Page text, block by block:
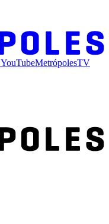
YouTubeMetrópolesTV